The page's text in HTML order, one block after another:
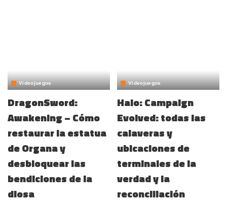
Videojuegos
DragonSword:
Awakening – Cómo
restaurar la estatua
de Organa y
desbloquear las
bendiciones de la
diosa
Videojuegos
Halo: Campaign
Evolved: todas las
calaveras y
ubicaciones de
terminales de la
verdad y la
reconciliación